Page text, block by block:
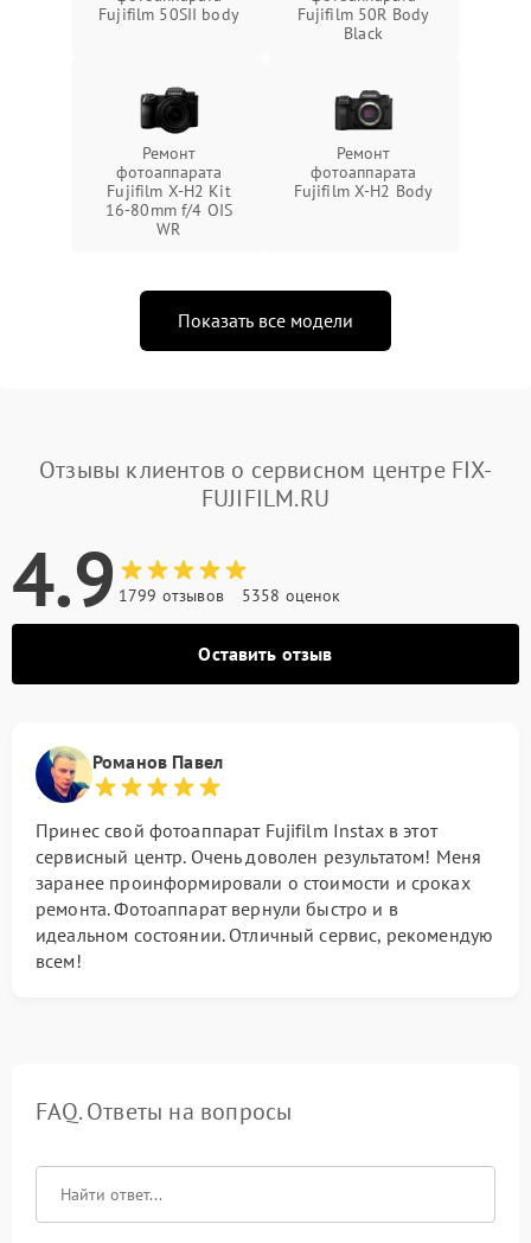
Fujifilm 50SII body
Fujifilm 50R Body
Black
Ремонт
фотоаппарата
Fujifilm X-H2 Kit
16-80mm f/4 OIS
WR
Ремонт
фотоаппарата
Fujifilm X-H2 Body
Показать все модели
Отзывы клиентов о сервисном центре FIX-
FUJIFILM.RU
4.9 1799 отзывов 5358 оценок
Оставить отзыв
Романов Павел
Принес свой фотоаппарат Fujifilm Instax в этот
сервисный центр. Очень доволен результатом! Меня
заранее проинформировали о стоимости и сроках
ремонта. Фотоаппарат вернули быстро и в
идеальном состоянии. Отличный сервис, рекомендую
всем!
FAQ. Ответы на вопросы